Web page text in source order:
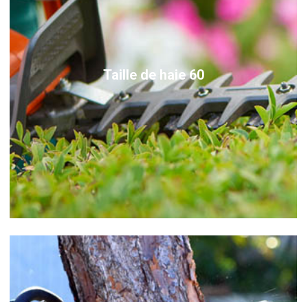
Taille de haie 60